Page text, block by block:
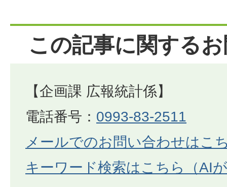
この記事に関する
【企画課 広報統計係】
電話番号： 0993-83-2511
メールでのお問い合わせはこ
キーワード検索はこちら（AI